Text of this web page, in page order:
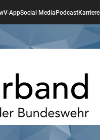
AppSocial Media PodcastKarriere